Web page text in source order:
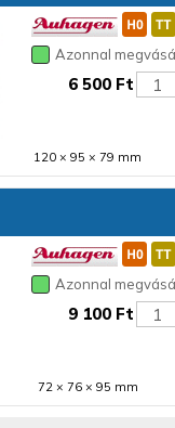
Azonnal
6 500 Ft
120 × 95 × 79 mm
Azonnal
9 100 Ft
72 × 76 × 95 mm